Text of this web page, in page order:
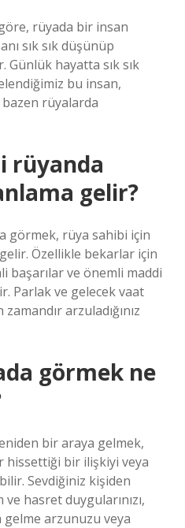
rüyada bir insan
sık sık düşünüp
Günlük hayatta sık sık
bu insan,
rüyalarda
rüyanda
gelir?
görmek, rüya sahibi için
Özellikle bekarlar için
başarılar ve önemli maddi
Parlak ve gelecek vaat
arzuladığınız
görmek ne
bir araya gelmek,
bir ilişkiyi veya
Sevdiğiniz kişiden
hasret duygularınızı,
arzunuzu veya